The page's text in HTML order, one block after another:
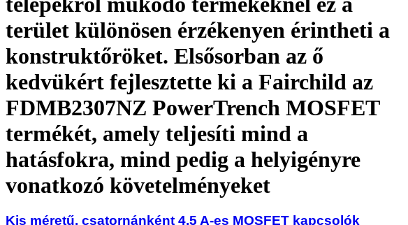
terület különösen érzékenyen érintheti a
konstruktőröket. Elsősorban az ő
kedvükért fejlesztette ki a Fairchild az
FDMB2307NZ PowerTrench MOSFET
termékét, amely teljesíti mind a
hatásfokra, mind pedig a helyigényre
vonatkozó követelményeket
Kis méretű, csatornánként 4,5 A-es MOSFET kapcsolók